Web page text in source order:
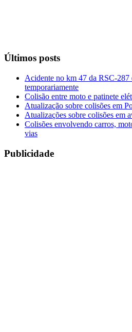
Últimos posts
Acidente no km 47 da RSC-287
temporariamente
Colisão entre moto e patinete
Atualização sobre colisões em
Atualizações sobre colisões em
Colisões envolvendo carros,
vias
Publicidade